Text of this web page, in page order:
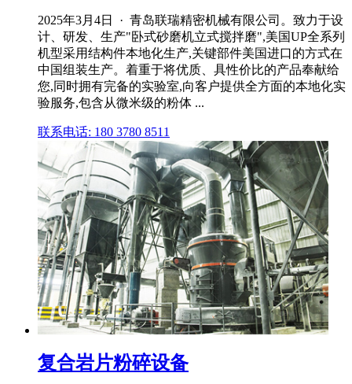
2025年3月4日 · 青岛联瑞精密机械有限公司。致力于设
计、研发、生产"卧式砂磨机立式搅拌磨",美国UP全系列
机型采用结构件本地化生产,关键部件美国进口的方式在
中国组装生产。着重于将优质、具性价比的产品奉献给
您,同时拥有完备的实验室,向客户提供全方面的本地化实
验服务,包含从微米级的粉体 ...
联系电话: 180 3780 8511
复合岩片粉碎设备